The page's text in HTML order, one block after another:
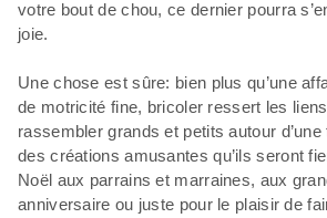
votre bout de chou, ce dernier pourra
joie.
Une chose est sûre: bien plus qu’une
de motricité fine, bricoler ressert les
rassembler grands et petits autour
des créations amusantes qu’ils seront
Noël aux parrains et marraines, aux
anniversaire ou juste pour le plaisir de